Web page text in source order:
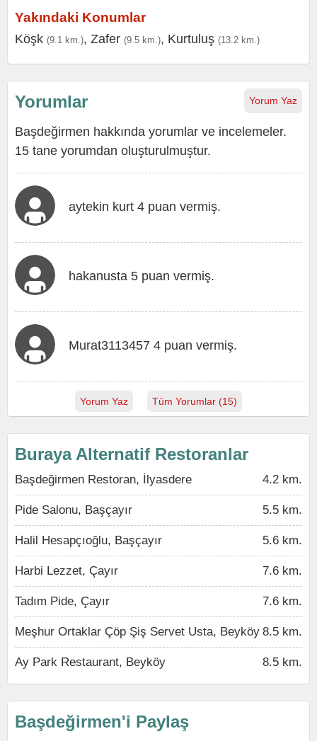
Yakındaki Konumlar
Köşk (9.1 km.), Zafer (9.5 km.), Kurtuluş (13.2 km.)
Yorum Yaz
Yorumlar
Başdeğirmen hakkında yorumlar ve incelemeler.
15 tane yorumdan oluşturulmuştur.
aytekin kurt 4 puan vermiş.
hakanusta 5 puan vermiş.
Murat3113457 4 puan vermiş.
Yorum Yaz Tüm Yorumlar (15)
Buraya Alternatif Restoranlar
Başdeğirmen Restoran, İlyasdere 4.2 km.
Pide Salonu, Başçayır 5.5 km.
Halil Hesapçıoğlu, Başçayır 5.6 km.
Harbi Lezzet, Çayır 7.6 km.
Tadım Pide, Çayır 7.6 km.
Meşhur Ortaklar Çöp Şiş Servet Usta, Beyköy 8.5 km.
Ay Park Restaurant, Beyköy 8.5 km.
Başdeğirmen'i Paylaş